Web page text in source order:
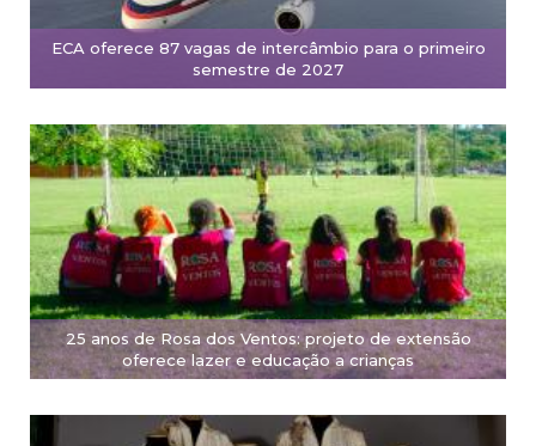
ECA oferece 87 vagas de intercâmbio para o primeiro
semestre de 2027
25 anos de Rosa dos Ventos: projeto de extensão
oferece lazer e educação a crianças